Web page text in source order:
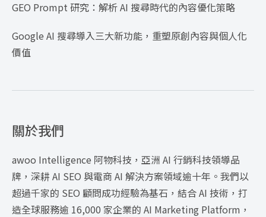
GEO Prompt 研究：解析 AI 搜尋時代的內容優化策略
Google AI 搜尋導入三大新功能，重塑原創內容與個人化
價值
關於我們
awoo Intelligence 阿物科技，亞洲 AI 行銷科技領導品
牌，深耕 AI SEO 與電商 AI 解決方案領域逾十年。我們以
超過千家的 SEO 顧問成功經驗為基石，結合 AI 技術，打
造全球服務逾 16,000 家企業的 AI Marketing Platform，